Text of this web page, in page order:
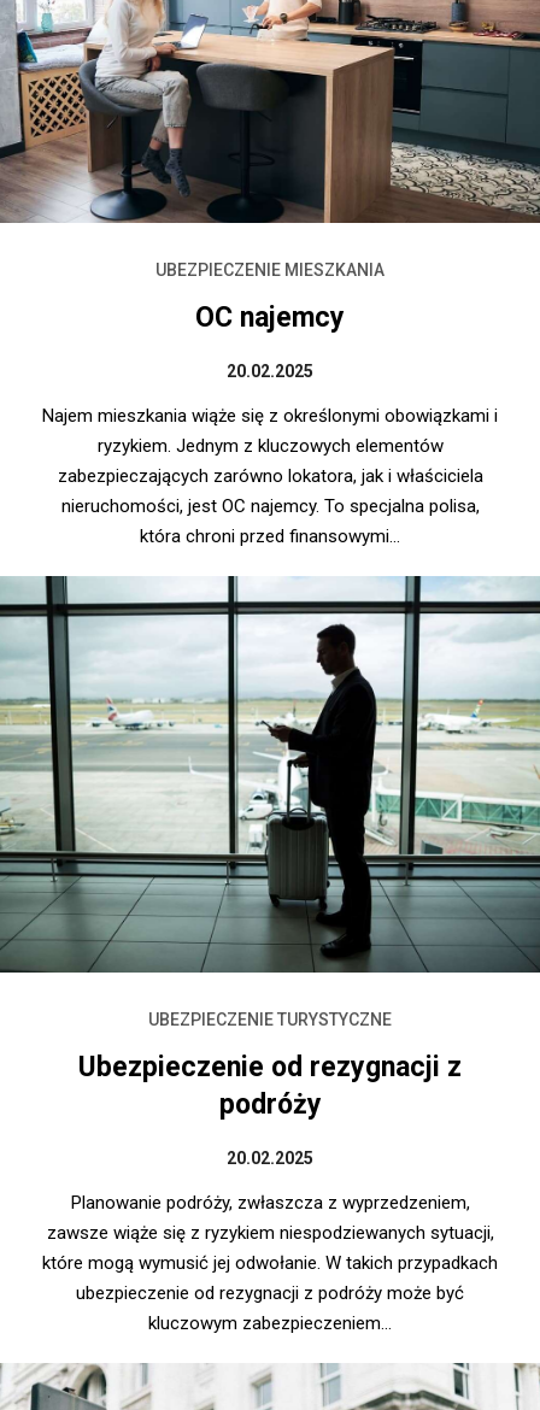
UBEZPIECZENIE MIESZKANIA
OC najemcy
20.02.2025
Najem mieszkania wiąże się z określonymi obowiązkami i
ryzykiem. Jednym z kluczowych elementów
zabezpieczających zarówno lokatora, jak i właściciela
nieruchomości, jest OC najemcy. To specjalna polisa,
która chroni przed finansowymi...
UBEZPIECZENIE TURYSTYCZNE
Ubezpieczenie od rezygnacji z
podróży
20.02.2025
Planowanie podróży, zwłaszcza z wyprzedzeniem,
zawsze wiąże się z ryzykiem niespodziewanych sytuacji,
które mogą wymusić jej odwołanie. W takich przypadkach
ubezpieczenie od rezygnacji z podróży może być
kluczowym zabezpieczeniem...